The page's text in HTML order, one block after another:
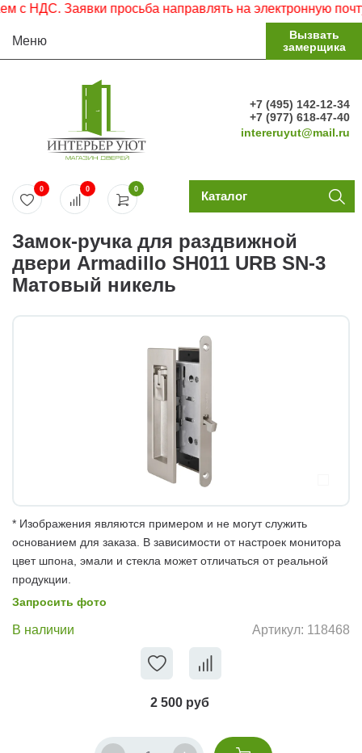
НДС. Заявки просьба направлять на электронную почту.
Меню
Вызвать
замерщика
+7 (495) 142-12-34
+7 (977) 618-47-40
intereruyut@mail.ru
0
0 0 Каталог
Замок-ручка для раздвижной
двери Armadillo SH011 URB SN-3
Матовый никель
* Изображения являются примером и не могут служить
основанием для заказа. В зависимости от настроек монитора
цвет шпона, эмали и стекла может отличаться от реальной
продукции.
Запросить фото
В наличии Артикул: 118468
2 500 руб